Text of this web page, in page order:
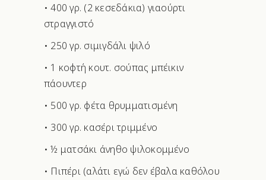
• 400 γρ. (2 κεσεδάκια) γιαούρτι
στραγγιστό
• 250 γρ. σιμιγδάλι ψιλό
• 1 κοφτή κουτ. σούπας μπέικιν
πάουντερ
• 500 γρ. φέτα θρυμματισμένη
• 300 γρ. κασέρι τριμμένο
• ½ ματσάκι άνηθο ψιλοκομμένο
• Πιπέρι (αλάτι εγώ δεν έβαλα καθόλου